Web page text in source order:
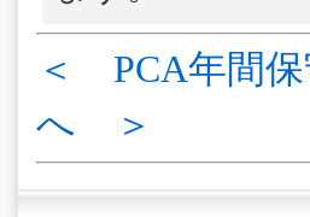
＜ PCA年間保
へ ＞